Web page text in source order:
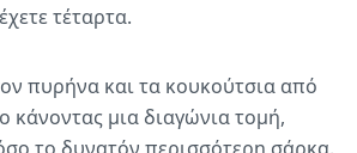
τέταρτα.
πυρήνα και τα κουκούτσια από
κάνοντας μια διαγώνια τομή,